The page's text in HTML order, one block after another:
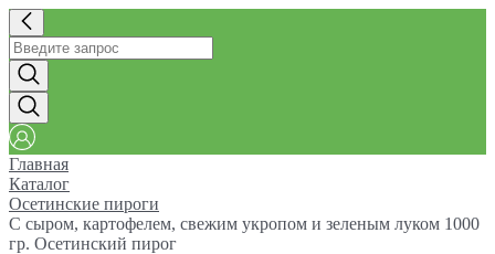
Главная
Каталог
Осетинские пироги
С сыром, картофелем, свежим укропом и зеленым луком 1000
гр. Осетинский пирог